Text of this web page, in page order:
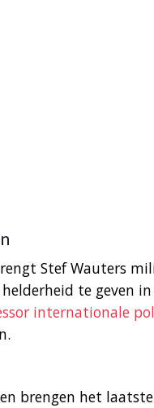
Stef Wauters
te geven in
internationale
brengen het